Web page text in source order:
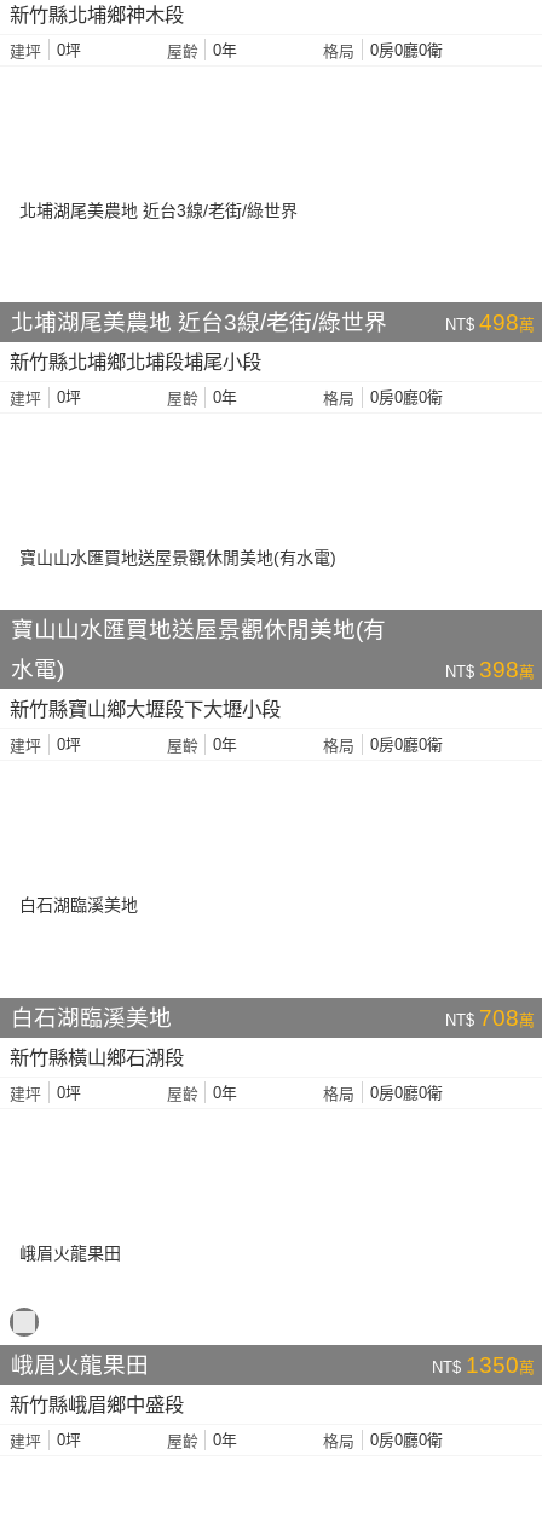
新竹縣北埔鄉神木段
建坪 0坪 屋齡 0年 格局 0房0廳0衛
北埔湖尾美農地 近台3線/老街/綠世界 NT$ 498萬
新竹縣北埔鄉北埔段埔尾小段
建坪 0坪 屋齡 0年 格局 0房0廳0衛
寶山山水匯買地送屋景觀休閒美地(有
水電)
NT$ 398萬
新竹縣寶山鄉大壢段下大壢小段
建坪 0坪 屋齡 0年 格局 0房0廳0衛
白石湖臨溪美地 NT$ 708萬
新竹縣橫山鄉石湖段
建坪 0坪 屋齡 0年 格局 0房0廳0衛
峨眉火龍果田 NT$ 1350萬
新竹縣峨眉鄉中盛段
建坪 0坪 屋齡 0年 格局 0房0廳0衛